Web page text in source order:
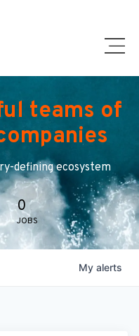
teams of
defining ecosystem
0
JOBS
My alerts